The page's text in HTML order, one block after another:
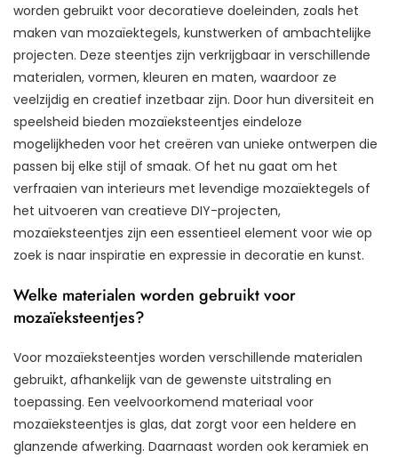
worden gebruikt voor decoratieve doeleinden, zoals het
maken van mozaïektegels, kunstwerken of ambachtelijke
projecten. Deze steentjes zijn verkrijgbaar in verschillende
materialen, vormen, kleuren en maten, waardoor ze
veelzijdig en creatief inzetbaar zijn. Door hun diversiteit en
speelsheid bieden mozaïeksteentjes eindeloze
mogelijkheden voor het creëren van unieke ontwerpen die
passen bij elke stijl of smaak. Of het nu gaat om het
verfraaien van interieurs met levendige mozaïektegels of
het uitvoeren van creatieve DIY-projecten,
mozaïeksteentjes zijn een essentieel element voor wie op
zoek is naar inspiratie en expressie in decoratie en kunst.
Welke materialen worden gebruikt voor
mozaïeksteentjes?
Voor mozaïeksteentjes worden verschillende materialen
gebruikt, afhankelijk van de gewenste uitstraling en
toepassing. Een veelvoorkomend materiaal voor
mozaïeksteentjes is glas, dat zorgt voor een heldere en
glanzende afwerking. Daarnaast worden ook keramiek en